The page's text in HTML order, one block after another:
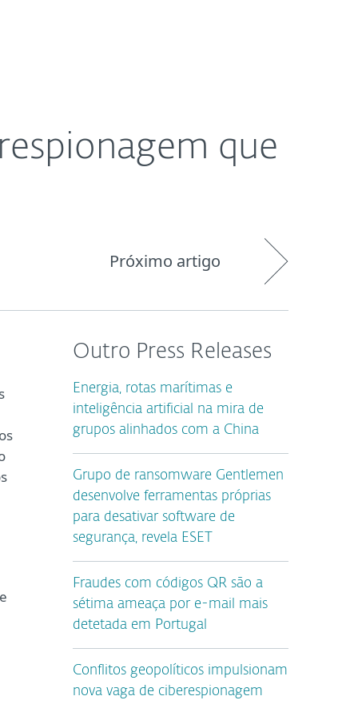
que
Próximo artigo
Outro Press Releases
Energia, rotas marítimas e
inteligência artificial na mira de
grupos alinhados com a China
Grupo de ransomware Gentlemen
desenvolve ferramentas próprias
para desativar software de
segurança, revela ESET
Fraudes com códigos QR são a
sétima ameaça por e-mail mais
detetada em Portugal
Conflitos geopolíticos impulsionam
nova vaga de ciberespionagem